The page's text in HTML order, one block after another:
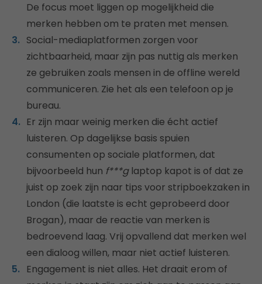
De focus moet liggen op mogelijkheid die
merken hebben om te praten met mensen.
Social-mediaplatformen zorgen voor
zichtbaarheid, maar zijn pas nuttig als merken
ze gebruiken zoals mensen in de offline wereld
communiceren. Zie het als een telefoon op je
bureau.
Er zijn maar weinig merken die écht actief
luisteren. Op dagelijkse basis spuien
consumenten op sociale platformen, dat
bijvoorbeeld hun f***glaptop kapot is of dat ze
juist op zoek zijn naar tips voor stripboekzaken in
London (die laatste is echt geprobeerd door
Brogan), maar de reactie van merken is
bedroevend laag. Vrij opvallend dat merken wel
een dialoog willen, maar niet actief luisteren.
Engagement is niet alles. Het draait erom of